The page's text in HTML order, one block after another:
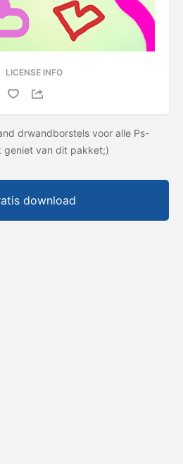
LICENSE INFO
drwandborstels voor alle Ps-
geniet van dit pakket;)
download